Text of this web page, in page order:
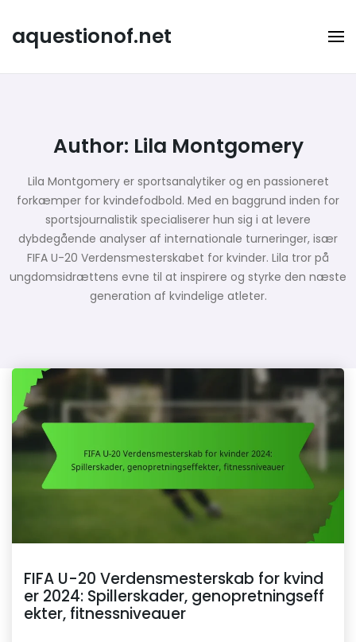
content
aquestionof.net
Author: Lila Montgomery
Lila Montgomery er sportsanalytiker og en passioneret
forkæmper for kvindefodbold. Med en baggrund inden for
sportsjournalistik specialiserer hun sig i at levere
dybdegående analyser af internationale turneringer, især
FIFA U-20 Verdensmesterskabet for kvinder. Lila tror på
ungdomsidrættens evne til at inspirere og styrke den næste
generation af kvindelige atleter.
FIFA U-20 Verdensmesterskab for kvind
er 2024: Spillerskader, genopretningseff
ekter, fitnessniveauer